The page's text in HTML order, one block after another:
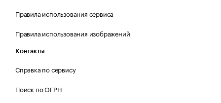
Правила использования сервиса
Правила использования изображений
Контакты
Справка по сервису
Поиск по ОГРН